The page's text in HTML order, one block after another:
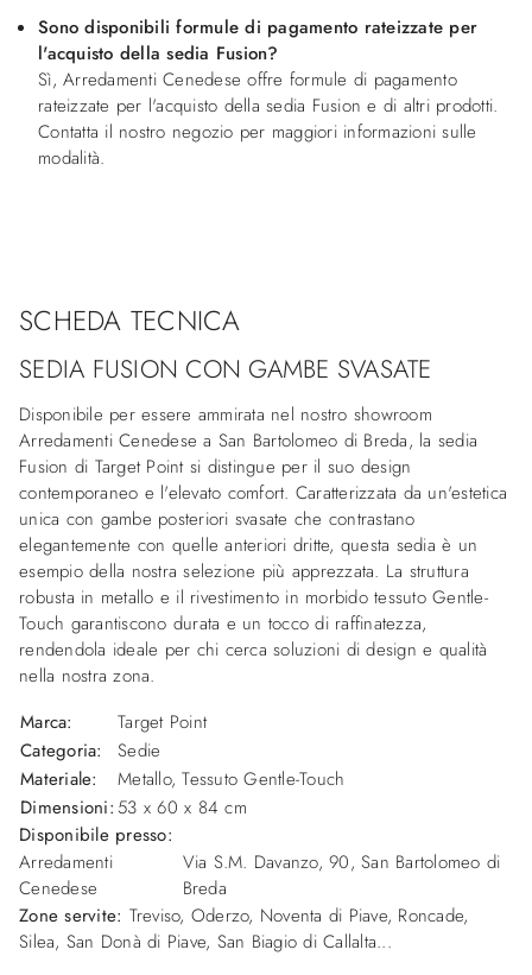
Sono disponibili formule di pagamento rateizzate per
l'acquisto della sedia Fusion?
Sì, Arredamenti Cenedese offre formule di pagamento
rateizzate per l'acquisto della sedia Fusion e di altri prodotti.
Contatta il nostro negozio per maggiori informazioni sulle
modalità.
SCHEDA TECNICA
SEDIA FUSION CON GAMBE SVASATE
Disponibile per essere ammirata nel nostro showroom
Arredamenti Cenedese a San Bartolomeo di Breda, la sedia
Fusion di Target Point si distingue per il suo design
contemporaneo e l'elevato comfort. Caratterizzata da un'estetica
unica con gambe posteriori svasate che contrastano
elegantemente con quelle anteriori dritte, questa sedia è un
esempio della nostra selezione più apprezzata. La struttura
robusta in metallo e il rivestimento in morbido tessuto Gentle-
Touch garantiscono durata e un tocco di raffinatezza,
rendendola ideale per chi cerca soluzioni di design e qualità
nella nostra zona.
Marca:
Target Point
Categoria:
Sedie
Materiale:
Metallo, Tessuto Gentle-Touch
Dimensioni: 53 x 60 x 84 cm
Disponibile presso:
Arredamenti
Cenedese
Via S.M. Davanzo, 90,San Bartolomeo di
Breda
Zone servite: Treviso, Oderzo, Noventa di Piave, Roncade,
Silea, San Donà di Piave, San Biagio di Callalta...